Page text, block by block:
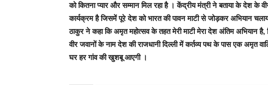
को कितना प्यार और सम्मान मिल रहा है । केंद्रीय मंत्री ने बताया के देश के
कार्यक्रम है जिसमें पूरे देश को भारत की पावन माटी से जोड़कर अभियान
ठाकुर ने कहा कि अमृत महोत्सव के तहत मेरी माटी मेरा देश अंतिम
वीर जवानों के नाम देश की राजधानी दिल्ली में कर्तव्य पथ के पास एक अमृत
घर हर गांव की खुशबू आएगी ।